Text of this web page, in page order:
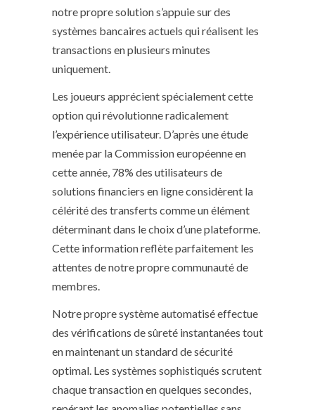
notre propre solution s’appuie sur des
systèmes bancaires actuels qui réalisent les
transactions en plusieurs minutes
uniquement.
Les joueurs apprécient spécialement cette
option qui révolutionne radicalement
l’expérience utilisateur. D’après une étude
menée par la Commission européenne en
cette année, 78% des utilisateurs de
solutions financiers en ligne considèrent la
célérité des transferts comme un élément
déterminant dans le choix d’une plateforme.
Cette information reflète parfaitement les
attentes de notre propre communauté de
membres.
Notre propre système automatisé effectue
des vérifications de sûreté instantanées tout
en maintenant un standard de sécurité
optimal. Les systèmes sophistiqués scrutent
chaque transaction en quelques secondes,